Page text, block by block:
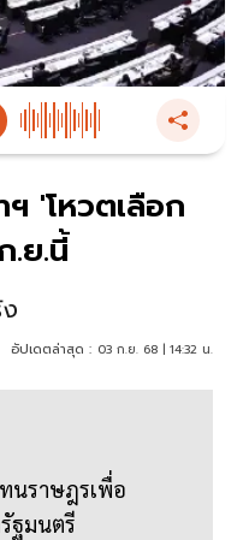
'โหวตเลือก
.ย.นี้
อัปเดตล่าสุด : 03 ก.ย. 68 | 14:32 น.
นราษฎรเพื่อ
ฐมนตรี